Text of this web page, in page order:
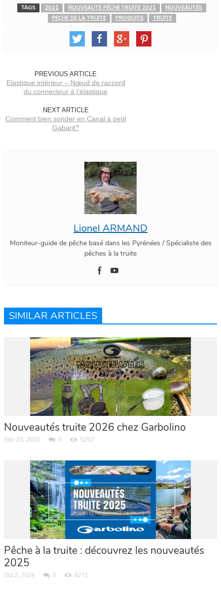
TAGS 2021 NOUVEAUTÉ PÊCHE TRUITE 2021
NOUVEAUTÉS
PECHE DE LA TRUITE
PRODUITS TRUITE
PREVIOUS ARTICLE
Elastique intérieur – Nœud de raccord
du connecteur à l’élastique
NEXT ARTICLE
Comment bien sonder en Canal à petit
Gabarit?
Lionel ARMAND
Moniteur-guide de pêche basé dans les Pyrénées / Spécialiste des
pêches à la truite
SIMILAR ARTICLES
Nouveautés truite 2026 chez Garbolino
Sep 23, 2025 0 5292
Pêche à la truite : découvrez les nouveautés
2025
Oct 2, 2024 0 6271